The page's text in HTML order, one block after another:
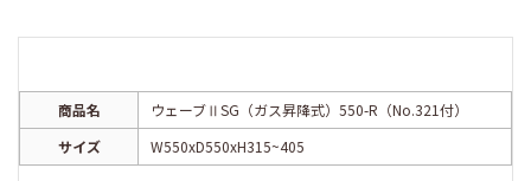
商品名
ウェーブⅡSG（ガス昇降式）550-R（No.321付）
サイズ
W550xD550xH315~405